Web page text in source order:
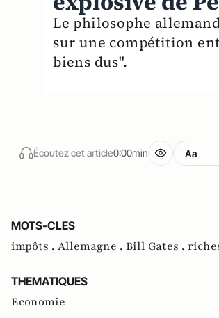
Le philosophe
sur une compétition
biens dus".
Écoutez cet article0:00min Aa
MOTS-CLES
impôts , Allemagne , Bill Gates ,
THEMATIQUES
Economie